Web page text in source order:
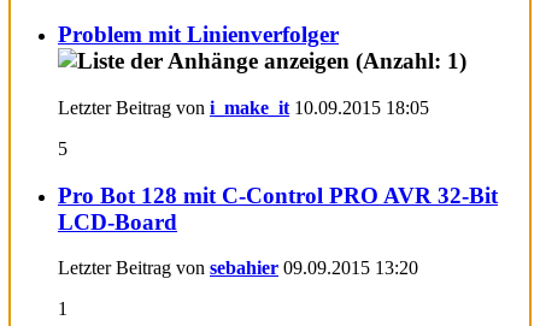
Problem mit Linienverfolger
Letzter Beitrag von i_make_it 10.09.2015 18:05
5
Pro Bot 128 mit C-Control PRO AVR 32-Bit
LCD-Board
Letzter Beitrag von sebahier 09.09.2015 13:20
1